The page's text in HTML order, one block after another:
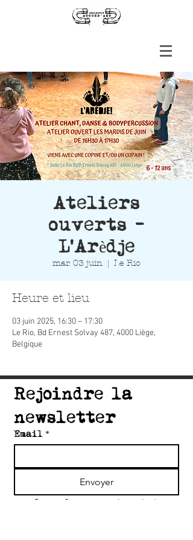
Ateliers
ouverts -
L'Arèdje
mar. 03 juin
  |
Le Rio
Heure et lieu
03 juin 2025, 16:30 – 17:30
Le Rio, Bd Ernest Solvay 487, 4000 Liège,
Belgique
Rejoindre la
newsletter
Email *
Envoyer
Je confirme mon inscription